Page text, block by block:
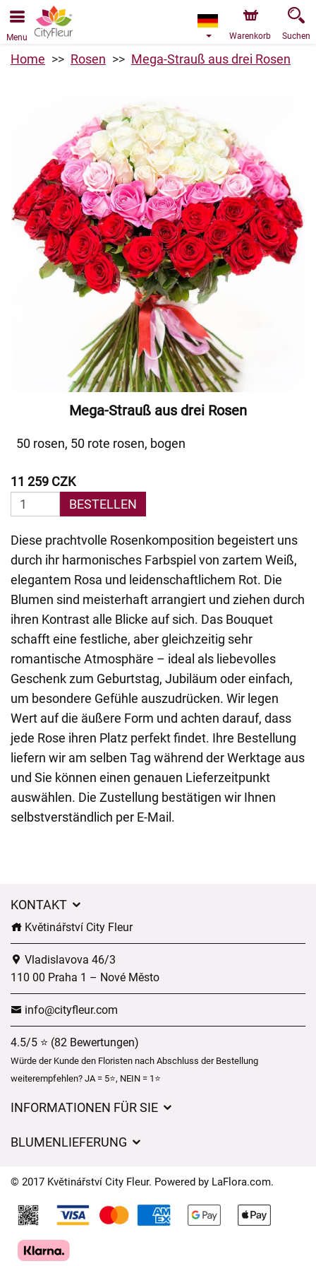
Bestellungen über unseren Onlineshop nehmen wir gerne
entgegen. Der frühestmögliche Liefertermin ist ab dem
09.08.2026 aufgrund von Betriebsurlaub.
Menu Warenkorb Suchen
Home Rosen Mega-Strauß aus drei Rosen
Mega-Strauß aus drei Rosen
50 rosen, 50 rote rosen, bogen
11 259 CZK
BESTELLEN
Diese prachtvolle Rosenkomposition begeistert uns
durch ihr harmonisches Farbspiel von zartem Weiß,
elegantem Rosa und leidenschaftlichem Rot. Die
Blumen sind meisterhaft arrangiert und ziehen durch
ihren Kontrast alle Blicke auf sich. Das Bouquet
schafft eine festliche, aber gleichzeitig sehr
romantische Atmosphäre – ideal als liebevolles
Geschenk zum Geburtstag, Jubiläum oder einfach,
um besondere Gefühle auszudrücken. Wir legen
Wert auf die äußere Form und achten darauf, dass
jede Rose ihren Platz perfekt findet. Ihre Bestellung
liefern wir am selben Tag während der Werktage aus
und Sie können einen genauen Lieferzeitpunkt
auswählen. Die Zustellung bestätigen wir Ihnen
selbstverständlich per E-Mail.
KONTAKT
Květinářství City Fleur
Vladislavova 46/3
110 00 Praha 1 – Nové Město
info@cityfleur.com
4.5/5 ⭐ (82 Bewertungen)
Würde der Kunde den Floristen nach Abschluss der Bestellung
weiterempfehlen? JA = 5⭐, NEIN = 1⭐
INFORMATIONEN FÜR SIE
Lieferzeiten für Blumen – Übersicht der Möglichkeiten
BLUMENLIEFERUNG
Wohin wir Blumen liefern
Cookies
© 2017 Květinářství City Fleur. Powered by LaFlora.com.